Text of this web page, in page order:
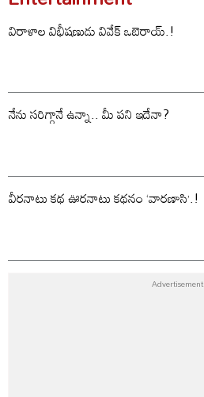
విరాళాల విభీషణుడు వివేక్ ఒబెరాయ్.!
నేను సరిగ్గానే ఉన్నా.. మీ పని ఇదేనా?
వీరనాటు కథ ఊరనాటు కథనం ‘వారణాసి’.!